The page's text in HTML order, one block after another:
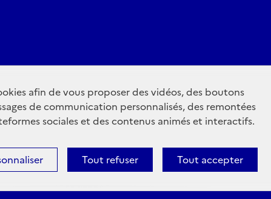
afin de vous proposer des vidéos, des boutons
de communication personnalisés, des remontées
sociales et des contenus animés et interactifs.
Tout accepter
Tout refuser